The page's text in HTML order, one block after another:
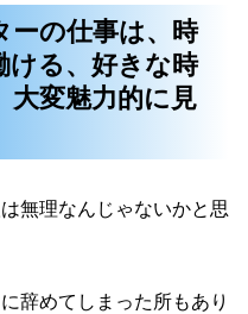
ーの仕事は、時
ける、好きな時
大変魅力的に見
無理なんじゃないかと思
辞めてしまった所もあり